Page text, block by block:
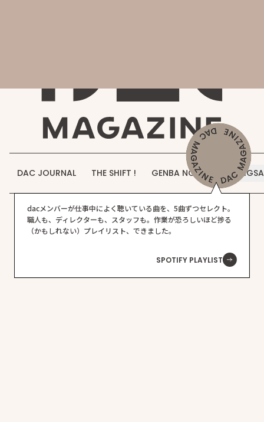
事業紹介
実績紹介
お問い合わせ
DAC JOURNAL
THE SHIFT !
GENBA NO IROHA
DAC JOURNAL THE SHIFT ! GENBA NO IROHA
dacメンバーが仕事中によく聴いている曲を、5曲ずつセレクト。
職人も、ディレクターも、スタッフも。作業が恐ろしいほど捗る
（かもしれない）プレイリスト、できました。
SPOTIFY PLAYLIST
プロジェクト実績 店舗・飲食店
DAC WORKS